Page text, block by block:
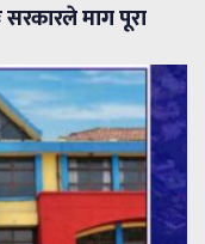
माग पूरा